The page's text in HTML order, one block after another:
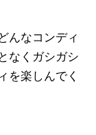
んなコンディ
なくガシガシ
を楽しんでく